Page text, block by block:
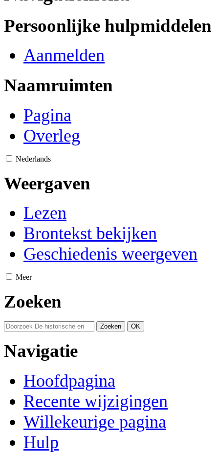
Persoonlijke hulpmiddelen
Aanmelden
Naamruimten
Pagina
Overleg
Nederlands
Weergaven
Lezen
Brontekst bekijken
Geschiedenis weergeven
Meer
Zoeken
Navigatie
Hoofdpagina
Recente wijzigingen
Willekeurige pagina
Hulp